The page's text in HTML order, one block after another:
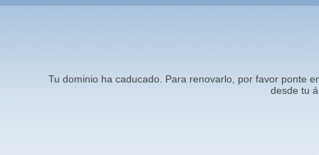
Tu dominio ha caducado. Para renovarlo, por favor ponte
desde tu